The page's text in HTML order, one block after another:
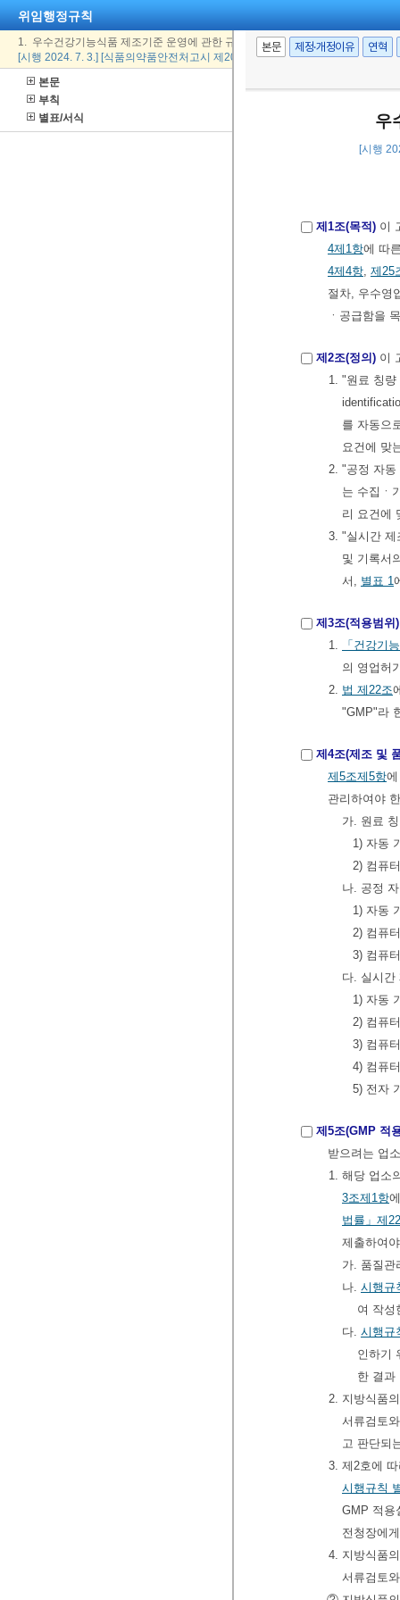
위임행정규칙
1. 우수건강기능식품 제조기준 운영에 관한 규정
[시행 2024. 7. 3.] [식품의약품안전처고시 제2024-33호, 2024. 6. 28., 전부개정]
본문
부칙
별표/서식
본문 제정·개정이유 연혁
우
[시행
제1조(목적) 이
4제1항에 따
4제4항, 제25
절차, 우수영
ㆍ공급함을
제2조(정의) 이
1. "원료 칭량
를 자동으
요건에 맞
2. "공정 자동
는 수집ㆍ
리 요건에
3. "실시간 제
및 기록서
서, 별표 1
제3조(적용범위)
1.
「건강기
의 영업허
2. 법 제22조
"GMP"라
제4조(제조 및
제5조제5항
관리하여야
가. 원료
1) 자동
2) 컴퓨
나. 공정
1) 자동
2) 컴퓨
3) 컴퓨
다. 실시간
1) 자동
2) 컴퓨
3) 컴퓨
4) 컴퓨
5) 전자
제5조(GMP 적
받으려는 업
1. 해당 업소
3조제1항
법률」 제
제출하여
가. 품질관
나. 시행
여 작
다. 시행
인하기
한 결과
2. 지방식품
서류검토
고 판단되
3. 제2호에
시행규칙
GMP 적용
전청장에
4. 지방식품
서류검토